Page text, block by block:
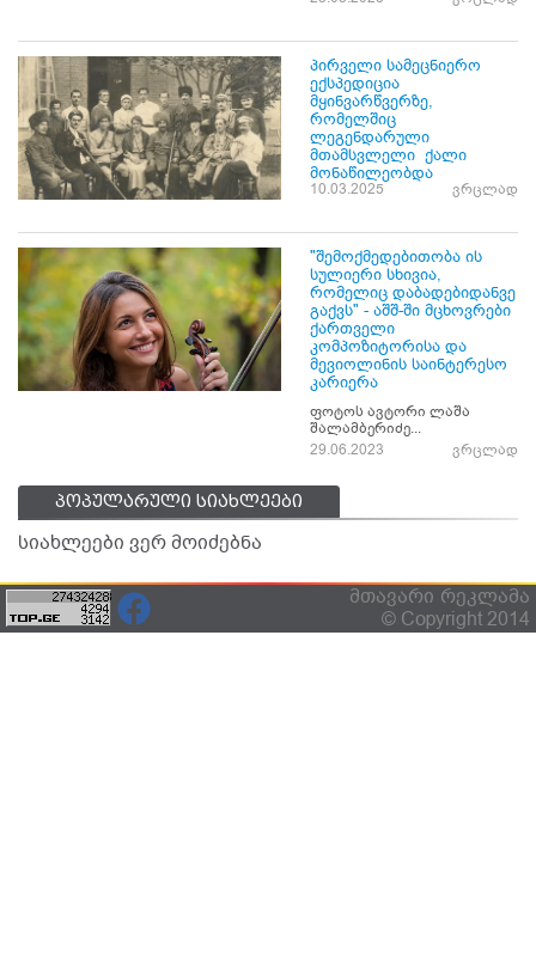
პირველი სამეცნიერო
ექსპედიცია
მყინვარწვერზე,
რომელშიც
ლეგენდარული
მთამსვლელი ქალი
მონაწილეობდა
10.03.2025 ვრცლად
"შემოქმედებითობა ის
სულიერი სხივია,
რომელიც დაბადებიდანვე
გაქვს" - აშშ-ში მცხოვრები
ქართველი
კომპოზიტორისა და
მევიოლინის საინტერესო
კარიერა
ფოტოს ავტორი ლაშა
შალამბერიძე...
29.06.2023
ვრცლად
პოპულარული სიახლეები
სიახლეები ვერ მოიძებნა
მთავარი რეკლამა
© Copyright 2014